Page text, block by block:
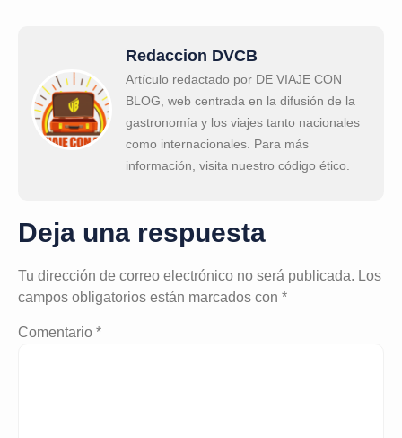
Redaccion DVCB
Artículo redactado por DE VIAJE CON
BLOG, web centrada en la difusión de la
gastronomía y los viajes tanto nacionales
como internacionales. Para más
información, visita nuestro código ético.
Deja una respuesta
Tu dirección de correo electrónico no será publicada. Los
campos obligatorios están marcados con *
Comentario *